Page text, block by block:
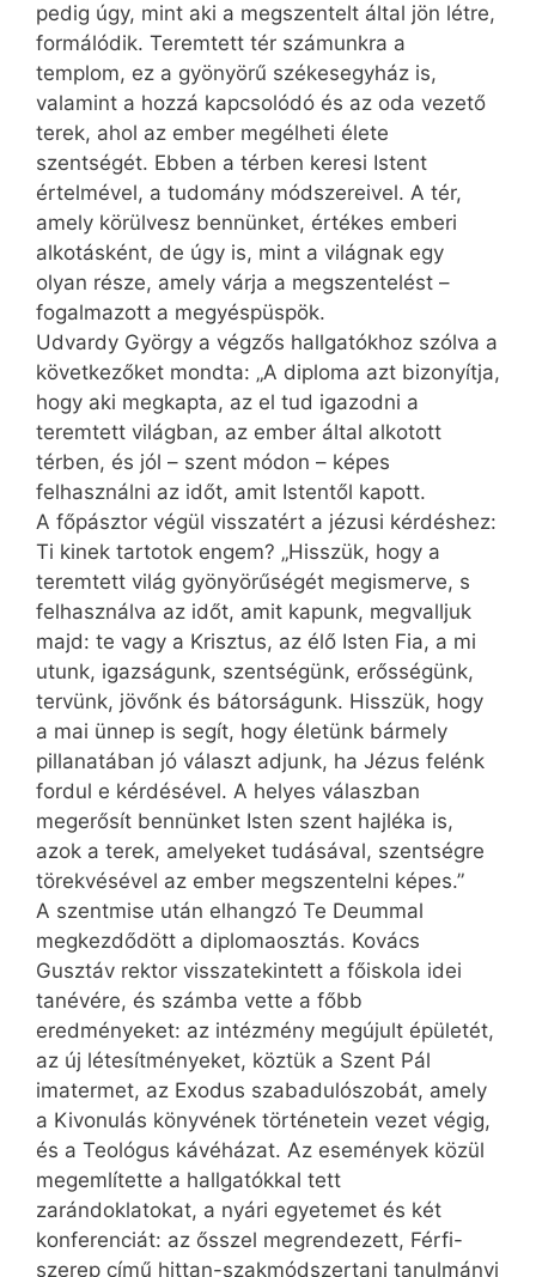
pedig úgy, mint aki a megszentelt által jön létre,
formálódik. Teremtett tér számunkra a
templom, ez a gyönyörű székesegyház is,
valamint a hozzá kapcsolódó és az oda vezető
terek, ahol az ember megélheti élete
szentségét. Ebben a térben keresi Istent
értelmével, a tudomány módszereivel. A tér,
amely körülvesz bennünket, értékes emberi
alkotásként, de úgy is, mint a világnak egy
olyan része, amely várja a megszentelést –
fogalmazott a megyéspüspök.
Udvardy György a végzős hallgatókhoz szólva a
következőket mondta: „A diploma azt bizonyítja,
hogy aki megkapta, az el tud igazodni a
teremtett világban, az ember által alkotott
térben, és jól – szent módon – képes
felhasználni az időt, amit Istentől kapott.
A főpásztor végül visszatért a jézusi kérdéshez:
Ti kinek tartotok engem? „Hisszük, hogy a
teremtett világ gyönyörűségét megismerve, s
felhasználva az időt, amit kapunk, megvalljuk
majd: te vagy a Krisztus, az élő Isten Fia, a mi
utunk, igazságunk, szentségünk, erősségünk,
tervünk, jövőnk és bátorságunk. Hisszük, hogy
a mai ünnep is segít, hogy életünk bármely
pillanatában jó választ adjunk, ha Jézus felénk
fordul e kérdésével. A helyes válaszban
megerősít bennünket Isten szent hajléka is,
azok a terek, amelyeket tudásával, szentségre
törekvésével az ember megszentelni képes.”
A szentmise után elhangzó Te Deummal
megkezdődött a diplomaosztás. Kovács
Gusztáv rektor visszatekintett a főiskola idei
tanévére, és számba vette a főbb
eredményeket: az intézmény megújult épületét,
az új létesítményeket, köztük a Szent Pál
imatermet, az Exodus szabad­uló­szobát, amely
a Kivonulás könyvének történetein vezet végig,
és a Teológus kávéházat. Az események közül
megemlítette a hallgatókkal tett
zarándoklatokat, a nyári egyetemet és két
konferenciát: az ősszel megrendezett, Férfi-
szerep című hittan-szakmódszertani tanulmányi